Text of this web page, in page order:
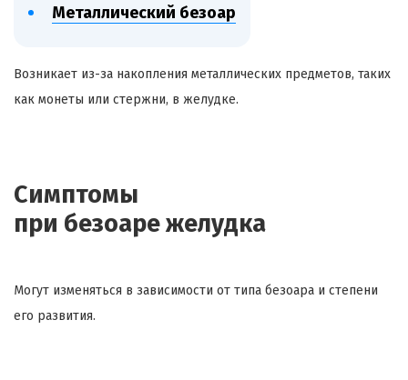
Металлический безоар
Возникает из-за накопления металлических предметов, таких
как монеты или стержни, в желудке.
Симптомы
при безоарежелудка
Могут изменяться в зависимости от типа безоара и степени
его развития.